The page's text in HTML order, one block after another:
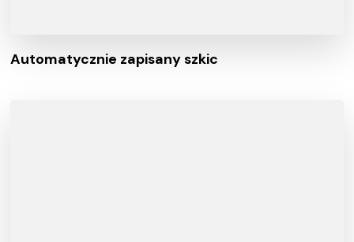
Automatycznie zapisany szkic